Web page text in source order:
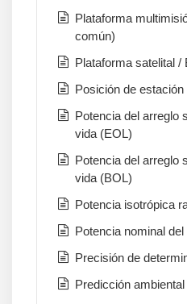
Plataforma
común)
Plataforma satelital /
Posición de estación
Potencia del arreglo
vida (EOL)
Potencia del arreglo
vida (BOL)
Potencia isotrópica
Potencia nominal
Precisión de
Predicción ambiental